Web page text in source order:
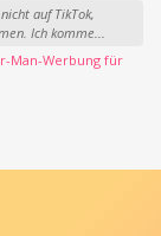
auf TikTok,
Ich komme...
Man-Werbung für